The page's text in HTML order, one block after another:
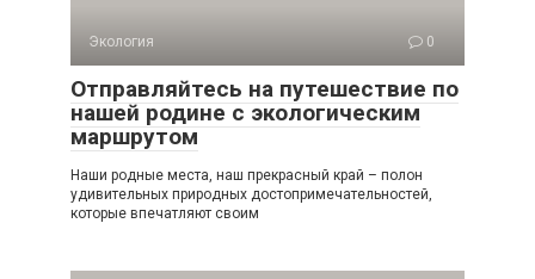
Экология 0
Отправляйтесь на путешествие по
нашей родине с экологическим
маршрутом
Наши родные места, наш прекрасный край – полон
удивительных природных достопримечательностей,
которые впечатляют своим